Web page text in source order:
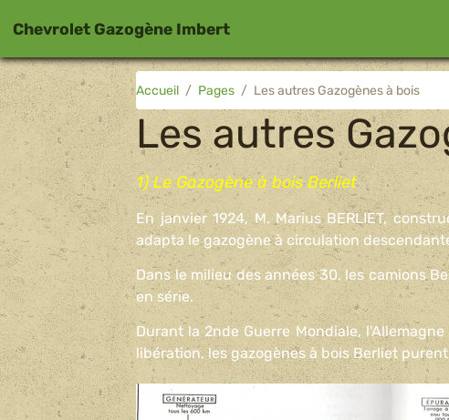
Chevrolet Gazogène Imbert
Accueil Pages Les autres Gazogènes à bois
Les autres
1) Le Gazogène à bois Berliet
En janvier 1924, M. Marius BERLIET,
adapta le gazogène à circulation
Dans le milieu des années 30, les camions
en série.
Durant la 2nde Guerre Mondiale,
libération, les gazogènes à bois Berliet